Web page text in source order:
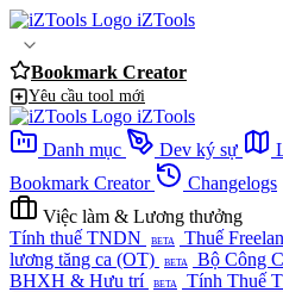
iZTools
Bookmark Creator
Yêu cầu tool mới
iZTools
Danh mục
Dev ký sự
Bookmark Creator
Changelogs
Việc làm & Lương thưởng
Tính thuế TNDN
BETA Thuế
lương tăng ca (OT)
BETA Bộ Công
BHXH & Hưu trí
BETA Tính Thuế